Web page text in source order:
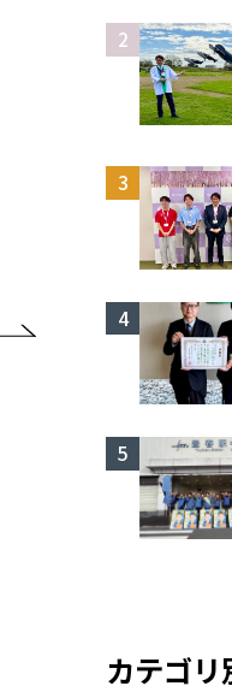
カテゴリ